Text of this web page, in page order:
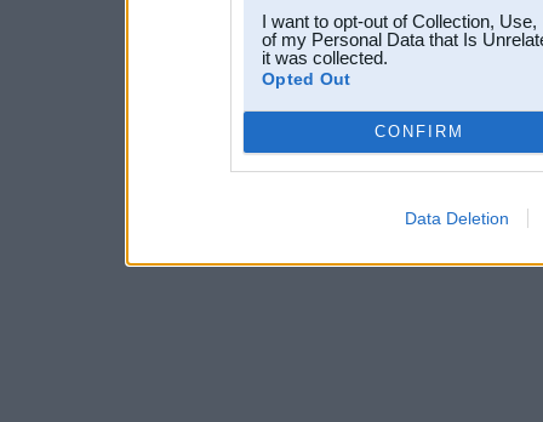
I want to opt-out of Collection,
of my Personal Data that Is
it was collected.
Opted Out
CONFIRM
Data Deletion